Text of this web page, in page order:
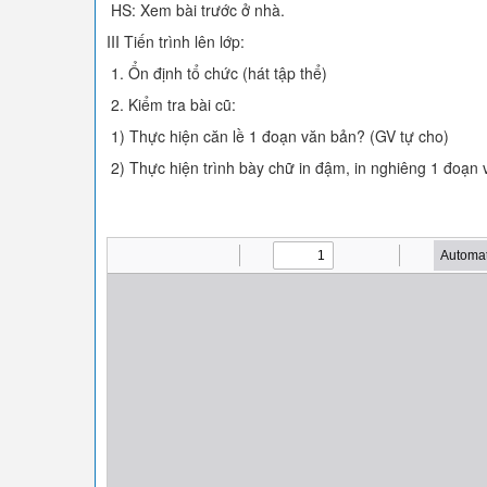
HS: Xem bài trước ở nhà.
III Tiến trình lên lớp:
1. Ổn định tổ chức (hát tập thể)
2. Kiểm tra bài cũ:
1) Thực hiện căn lề 1 đoạn văn bản? (GV tự cho)
2) Thực hiện trình bày chữ in đậm, in nghiêng 1 đoạn